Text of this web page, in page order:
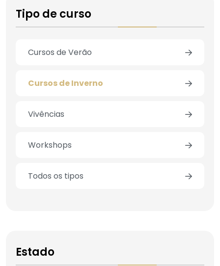
Tipo de curso
Cursos de Verão
Cursos de Inverno
Vivências
Workshops
Todos os tipos
Estado